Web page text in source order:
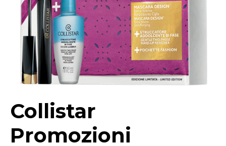
Collistar
Promozioni